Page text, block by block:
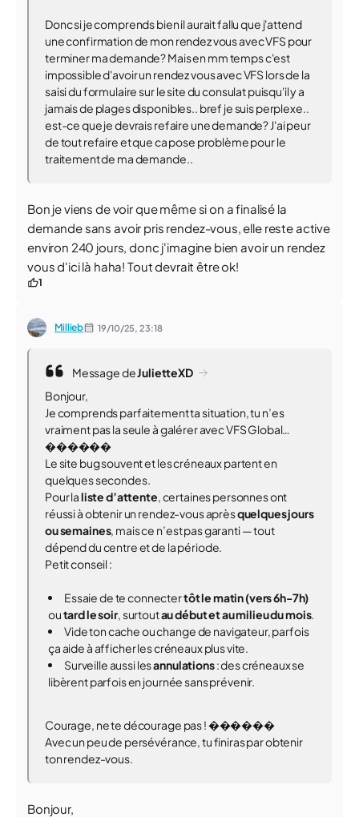
Donc si je comprends bien il aurait fallu que j'attend
une confirmation de mon rendez vous avec VFS pour
terminer ma demande? Mais en mm temps c'est
impossible d'avoir un rendez vous avec VFS lors de la
saisi du formulaire sur le site du consulat puisqu'il y a
jamais de plages disponibles.. bref je suis perplexe..
est-ce que je devrais refaire une demande? J'ai peur
de tout refaire et que ca pose problème pour le
traitement de ma demande..
Bon je viens de voir que même si on a finalisé la
demande sans avoir pris rendez-vous, elle reste active
environ 240 jours, donc j'imagine bien avoir un rendez
vous d'ici là haha! Tout devrait être ok!
1
Millieb 19/10/25,23:18
Message deJulietteXD
Bonjour,
Je comprends parfaitement ta situation, tu n’es
vraiment pas la seule à galérer avec VFS Global…
������
Le site bug souvent et les créneaux partent en
quelques secondes.
Pour laliste d’attente, certaines personnes ont
réussi à obtenir un rendez-vous aprèsquelques jours
ou semaines, mais ce n’est pas garanti — tout
dépend du centre et de la période.
Petit conseil :
Essaie de te connectertôt le matin (vers 6h-7h)
outard le soir, surtoutau début et au milieu du mois.
Vide ton cache ou change de navigateur, parfois
ça aide à afficher les créneaux plus vite.
Surveille aussi lesannulations: des créneaux se
libèrent parfois en journée sans prévenir.
Courage, ne te décourage pas ! ������
Avec un peu de persévérance, tu finiras par obtenir
ton rendez-vous.
Bonjour,